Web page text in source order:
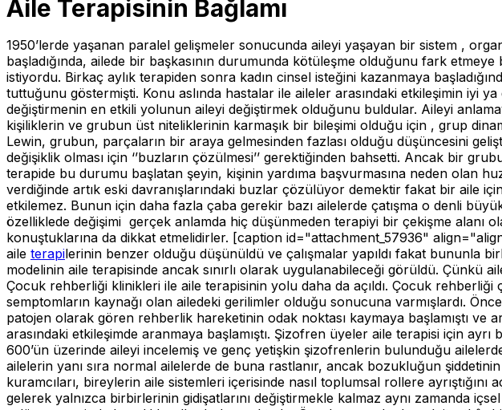
Aile Terapisinin Bağlamı
1950’lerde yaşanan paralel gelişmeler sonucunda aileyi yaşayan bir sistem ,
başladığında, ailede bir başkasının durumunda kötüleşme olduğunu fark etmeye
istiyordu. Birkaç aylık terapiden sonra kadın cinsel isteğini kazanmaya
tuttuğunu göstermişti. Konu aslında hastalar ile aileler arasındaki etkileşimin iyi
değiştirmenin en etkili yolunun aileyi değiştirmek olduğunu buldular. Aileyi
kişiliklerin ve grubun üst niteliklerinin karmaşık bir bileşimi olduğu için , grup
Lewin, grubun, parçaların bir araya gelmesinden fazlası olduğu düşüncesini
değişiklik olması için ‘’buzların çözülmesi’’ gerektiğinden bahsetti. Ancak bir
terapide bu durumu başlatan şeyin, kişinin yardıma başvurmasına neden olan
verdiğinde artık eski davranışlarındaki buzlar çözülüyor demektir fakat bir aile
etkilemez. Bunun için daha fazla çaba gerekir bazı ailelerde çatışma o denli
özelliklede değişimi gerçek anlamda hiç düşünmeden terapiyi bir çekişme alanı
konuştuklarına da dikkat etmelidirler. [caption id="attachment_57936"
aile terapilerinin benzer olduğu düşünüldü ve çalışmalar yapıldı fakat bununla
modelinin aile terapisinde ancak sınırlı olarak uygulanabileceği görüldü. Çünkü
Çocuk rehberliği klinikleri ile aile terapisinin yolu daha da açıldı. Çocuk
semptomların kaynağı olan ailedeki gerilimler olduğu sonucuna varmışlardı.
patojen olarak gören rehberlik hareketinin odak noktası kaymaya başlamıştı
arasındaki etkileşimde aranmaya başlamıştı. Şizofren üyeler aile terapisi için ayrı
600’ün üzerinde aileyi incelemiş ve genç yetişkin şizofrenlerin bulunduğu
ailelerin yanı sıra normal ailelerde de buna rastlanır, ancak bozukluğun
kuramcıları, bireylerin aile sistemleri içerisinde nasıl toplumsal rollere
gelerek yalnızca birbirlerinin gidişatlarını değiştirmekle kalmaz aynı zamanda